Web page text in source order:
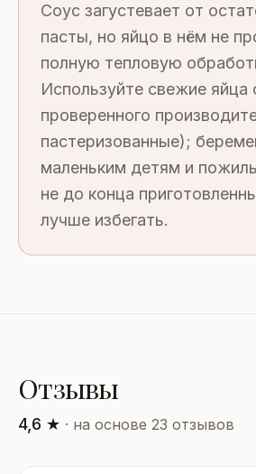
Соус загустевает от
пасты, но яйцо в нём не
полную тепловую
Используйте свежие яйца
проверенного
пастеризованные);
маленьким детям и
не до конца
лучше избегать.
Отзывы
4,6 ★ · на основе 23 отзывов